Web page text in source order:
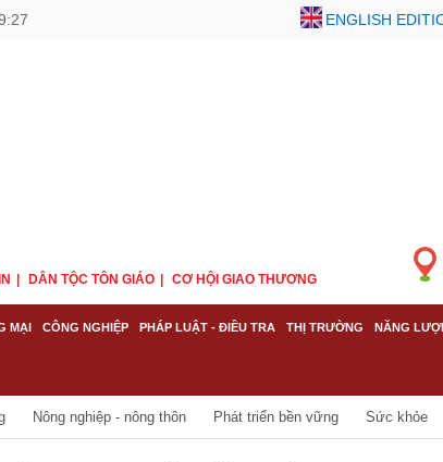
ENGLISH
DÂN TỘC TÔN GIÁO CƠ HỘI GIAO THƯƠNG
MẠI CÔNG NGHIỆP PHÁP LUẬT - ĐIỀU TRA THỊ TRƯỜNG NĂNG
Nông nghiệp - nông thôn Phát triển bền vững Sức khỏe